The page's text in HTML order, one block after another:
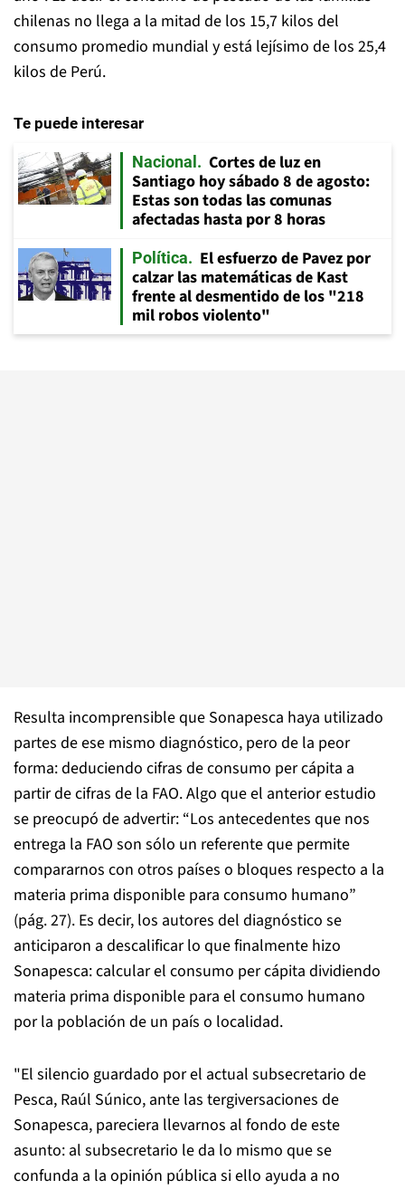
chilenas no llega a la mitad de los 15,7 kilos del
consumo promedio mundial y está lejísimo de los 25,4
kilos de Perú.
Te puede interesar
Nacional
Cortes de luz en
Santiago hoy sábado 8 de agosto:
Estas son todas las comunas
afectadas hasta por 8 horas
Política
El esfuerzo de Pavez por
calzar las matemáticas de Kast
frente al desmentido de los "218
mil robos violento"
Resulta incomprensible que Sonapesca haya utilizado
partes de ese mismo diagnóstico, pero de la peor
forma: deduciendo cifras de consumo per cápita a
partir de cifras de la FAO. Algo que el anterior estudio
se preocupó de advertir: “Los antecedentes que nos
entrega la FAO son sólo un referente que permite
compararnos con otros países o bloques respecto a la
materia prima disponible para consumo humano”
(pág. 27). Es decir, los autores del diagnóstico se
anticiparon a descalificar lo que finalmente hizo
Sonapesca: calcular el consumo per cápita dividiendo
materia prima disponible para el consumo humano
por la población de un país o localidad.
"El silencio guardado por el actual subsecretario de
Pesca, Raúl Súnico, ante las tergiversaciones de
Sonapesca, pareciera llevarnos al fondo de este
asunto: al subsecretario le da lo mismo que se
confunda a la opinión pública si ello ayuda a no